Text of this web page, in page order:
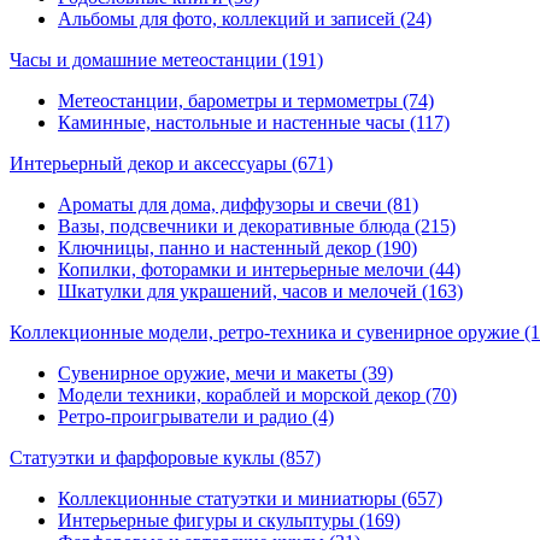
Альбомы для фото, коллекций и записей (24)
Часы и домашние метеостанции (191)
Метеостанции, барометры и термометры (74)
Каминные, настольные и настенные часы (117)
Интерьерный декор и аксессуары (671)
Ароматы для дома, диффузоры и свечи (81)
Вазы, подсвечники и декоративные блюда (215)
Ключницы, панно и настенный декор (190)
Копилки, фоторамки и интерьерные мелочи (44)
Шкатулки для украшений, часов и мелочей (163)
Коллекционные модели, ретро-техника и сувенирное оружие
Сувенирное оружие, мечи и макеты (39)
Модели техники, кораблей и морской декор (70)
Ретро-проигрыватели и радио (4)
Статуэтки и фарфоровые куклы (857)
Коллекционные статуэтки и миниатюры (657)
Интерьерные фигуры и скульптуры (169)